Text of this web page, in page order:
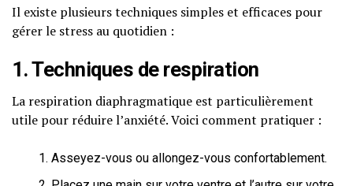
Il existe plusieurs techniques simples et efficaces pour
gérer le stress au quotidien :
1. Techniques de respiration
La respiration diaphragmatique est particulièrement
utile pour réduire l’anxiété. Voici comment pratiquer :
Asseyez-vous ou allongez-vous confortablement.